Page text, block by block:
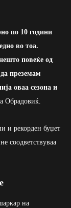
по 10 години
во тоа.
повеќе од
преземам
оваа сезона и
Обрадовиќ.
и рекорден буџет
соодветствуваа
на